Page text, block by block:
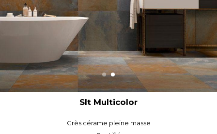
Slt Anthracite
Grès cérame pleine masse